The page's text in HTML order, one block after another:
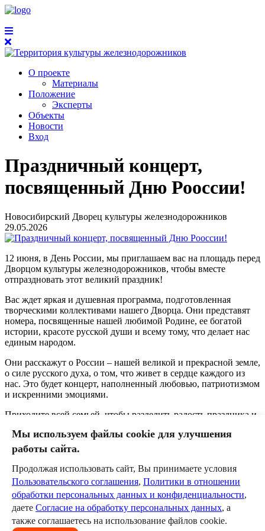
О проекте
Материалы
Положение
Эксперты
Объекты
Новости
Вход
Праздничный концерт,
посвященный Дню Рооссии!
Новосибирский Дворец культуры железнодорожников
29.05.2026
12 июня, в День России, мы приглашаем вас на площадь перед
Дворцом культуры железнодорожников, чтобы вместе
отпраздновать этот великий праздник!
Вас ждет яркая и душевная программа, подготовленная
творческими коллективами нашего Дворца. Они представят
номера, посвященные нашей любимой Родине, ее богатой
истории, красоте русской души и всему тому, что делает нас
единым народом.
Они расскажут о России – нашей великой и прекрасной земле,
о силе русского духа, о том, что живет в сердце каждого из
нас. Это будет концерт, наполненный любовью, патриотизмом
и искренними эмоциями.
Приходите всей семьей, чтобы разделить радость праздника и
Вход свободный.
Оставить комментарий
Пожалуйста, авторизуйтесь, чтобы комментировать.
Мы используем файлы cookie для улучшения
работы сайта.
Продолжая использовать сайт, Вы принимаете условия
Пользовательского соглашения, Политики в отношении
обработки персональных данных и конфиденциальности,
даете Согласие на обработку персональных данных, а
также соглашаетесь на использование файлов cookie.